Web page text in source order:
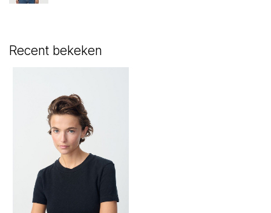
Recent bekeken